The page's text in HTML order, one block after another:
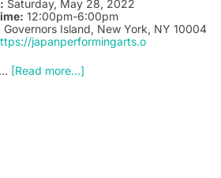
Saturday, May 28, 2022
12:00pm-6:00pm
Governors Island, New York, NY 10004
japanperformingarts.o
… [Read more...]